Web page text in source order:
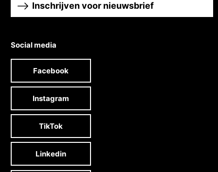
Inschrijven voor nieuwsbrief
Social media
Facebook
Instagram
TikTok
Linkedin